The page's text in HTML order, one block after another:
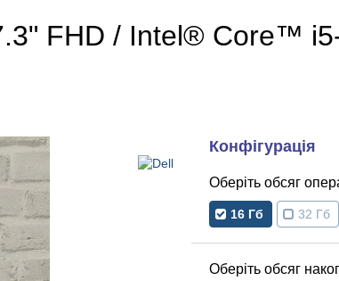
FHD / Intel® Core™
обсяг
16 Гб 32 Гб
обсяг